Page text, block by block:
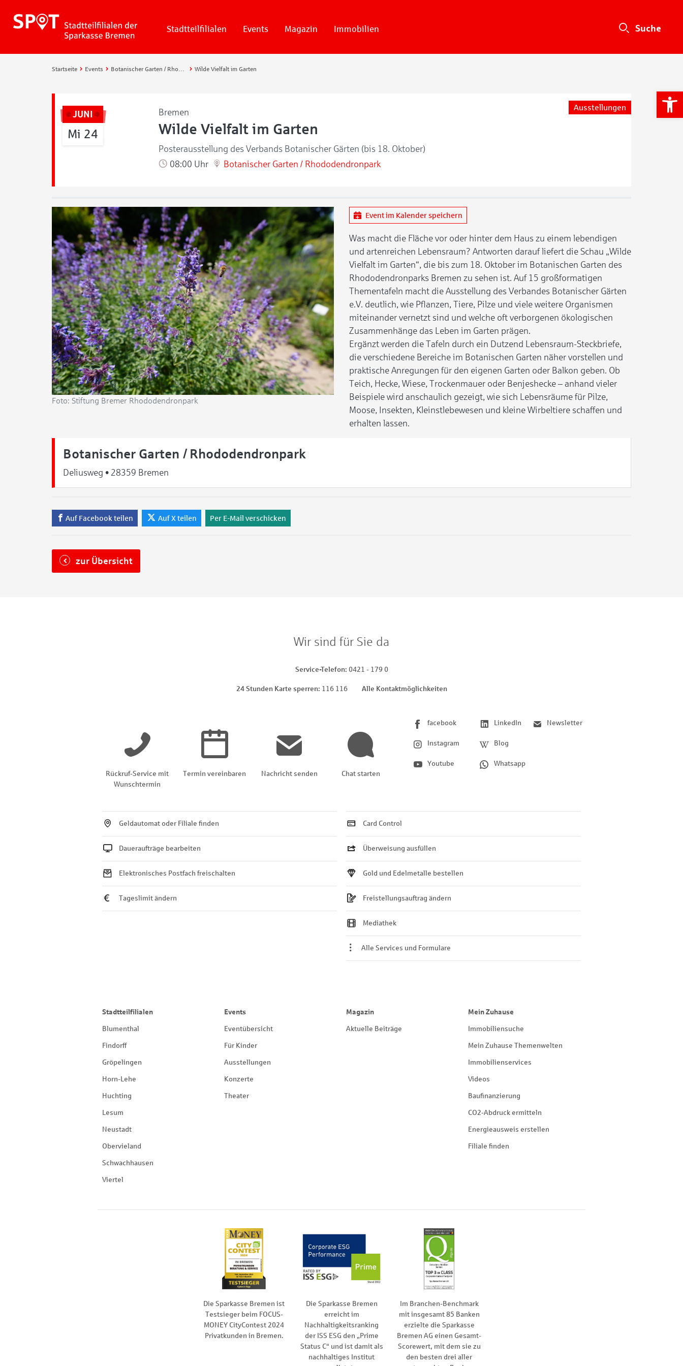
Stadtteilfilialen Events Magazin Immobilien
Startseite Events Botanischer Garten / Rhododendronpark Wilde Vielfalt im Garten
JUNI
Mi 24
Bremen Ausstellungen
Wilde Vielfalt im Garten
Posterausstellung des Verbands Botanischer Gärten (bis 18. Oktober)
08:00 Uhr
Botanischer Garten / Rhododendronpark
Foto: Stiftung Bremer Rhododendronpark
Event im Kalender speichern
Was macht die Fläche vor oder hinter dem Haus zu einem lebendigen
und artenreichen Lebensraum? Antworten darauf liefert die Schau „Wilde
Vielfalt im Garten“, die bis zum 18. Oktober im Botanischen Garten des
Rhododendronparks Bremen zu sehen ist. Auf 15 großformatigen
Thementafeln macht die Ausstellung des Verbandes Botanischer Gärten
e.V. deutlich, wie Pflanzen, Tiere, Pilze und viele weitere Organismen
miteinander vernetzt sind und welche oft verborgenen ökologischen
Zusammenhänge das Leben im Garten prägen.
Ergänzt werden die Tafeln durch ein Dutzend Lebensraum-Steckbriefe,
die verschiedene Bereiche im Botanischen Garten näher vorstellen und
praktische Anregungen für den eigenen Garten oder Balkon geben. Ob
Teich, Hecke, Wiese, Trockenmauer oder Benjeshecke – anhand vieler
Beispiele wird anschaulich gezeigt, wie sich Lebensräume für Pilze,
Moose, Insekten, Kleinstlebewesen und kleine Wirbeltiere schaffen und
erhalten lassen.
Botanischer Garten / Rhododendronpark
Deliusweg • 28359 Bremen
Auf Facebook teilen Auf X teilen Per E-Mail verschicken
zur Übersicht
Wir sind für Sie da
Service-Telefon 0421 - 179 0
24 Stunden Karte sperren 116 116 Alle Kontaktmöglichkeiten
Rückruf-Service mit
Wunschtermin
Termin vereinbaren Nachricht senden Chat starten
facebook
Instagram
Youtube
LinkedIn
Blog
Whatsapp
Newsletter
Geldautomat oder Filiale finden
Daueraufträge bearbeiten
Elektronisches Postfach freischalten
Tageslimit ändern
Card Control
Überweisung ausfüllen
Gold und Edelmetalle bestellen
Freistellungsauftrag ändern
Mediathek
Alle Services und Formulare
Stadtteilfilialen
Blumenthal
Findorff
Gröpelingen
Horn-Lehe
Huchting
Lesum
Neustadt
Obervieland
Schwachhausen
Viertel
Events
Eventübersicht
Für Kinder
Ausstellungen
Konzerte
Theater
Magazin
Aktuelle Beiträge
Mein Zuhause
Immobiliensuche
Mein Zuhause Themenwelten
Immobilienservices
Videos
Baufinanzierung
CO2-Abdruck ermitteln
Energieausweis erstellen
Filiale finden
Die Sparkasse Bremen ist
Testsieger beim FOCUS-
MONEY CityContest 2024
Privatkunden in Bremen.
Die Sparkasse Bremen
erreicht im
Nachhaltigkeitsranking
der ISS ESG den „Prime
Status C“ und ist damit als
nachhaltiges Institut
Im Branchen-Benchmark
mit insgesamt 85 Banken
erzielte die Sparkasse
Bremen AG einen Gesamt-
Scorewert, mit dem sie zu
den besten drei aller